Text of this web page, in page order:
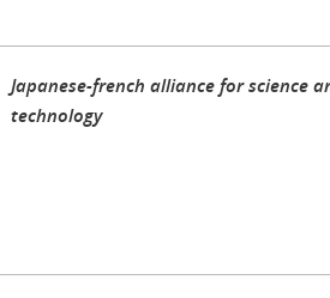
Japanese-french alliance for science
technology